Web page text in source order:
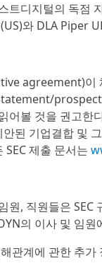
디지털의 독점
와 DLA Piper
agreement)이
어볼 것을 권고
된 기업결합 및
제출 문서는
원, 직원들은
의 이사 및 임원
관계에 관한 추